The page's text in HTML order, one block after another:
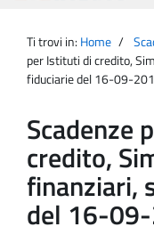
Agenzia
Entrate
principale
Ti trovi in: Home
per Istituti di credito,
fiduciarie del 16-09-
Scadenze
credito,
finanziari,
del 16-